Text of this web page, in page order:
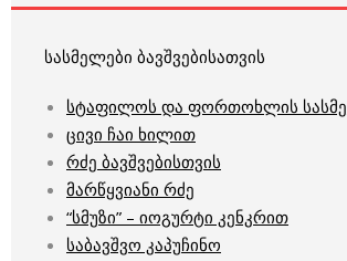
სასმელები ბავშვებისათვის
სტაფილოს და ფორთოხლის
ცივი ჩაი ხილით
რძე ბავშვებისთვის
მარწყვიანი რძე
“სმუზი” – იოგურტი კენკრით
საბავშვო კაპუჩინო